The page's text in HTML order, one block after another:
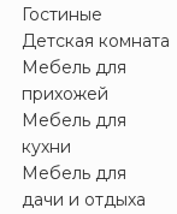
Гостиные
Детская комната
Мебель для
прихожей
Мебель для
кухни
Мебель для
дачи и отдыха